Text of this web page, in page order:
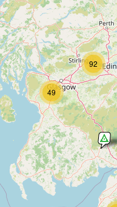
49
92